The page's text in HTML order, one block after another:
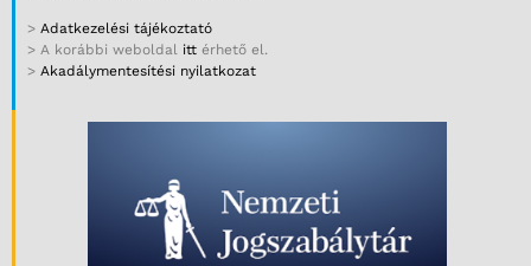
> Adatkezelési tájékoztató
> A korábbi weboldal itt érhető el.
> Akadálymentesítési nyilatkozat